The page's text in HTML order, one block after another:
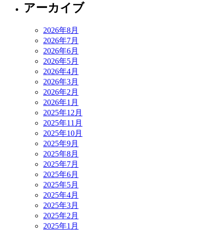
アーカイブ
2026年8月
2026年7月
2026年6月
2026年5月
2026年4月
2026年3月
2026年2月
2026年1月
2025年12月
2025年11月
2025年10月
2025年9月
2025年8月
2025年7月
2025年6月
2025年5月
2025年4月
2025年3月
2025年2月
2025年1月